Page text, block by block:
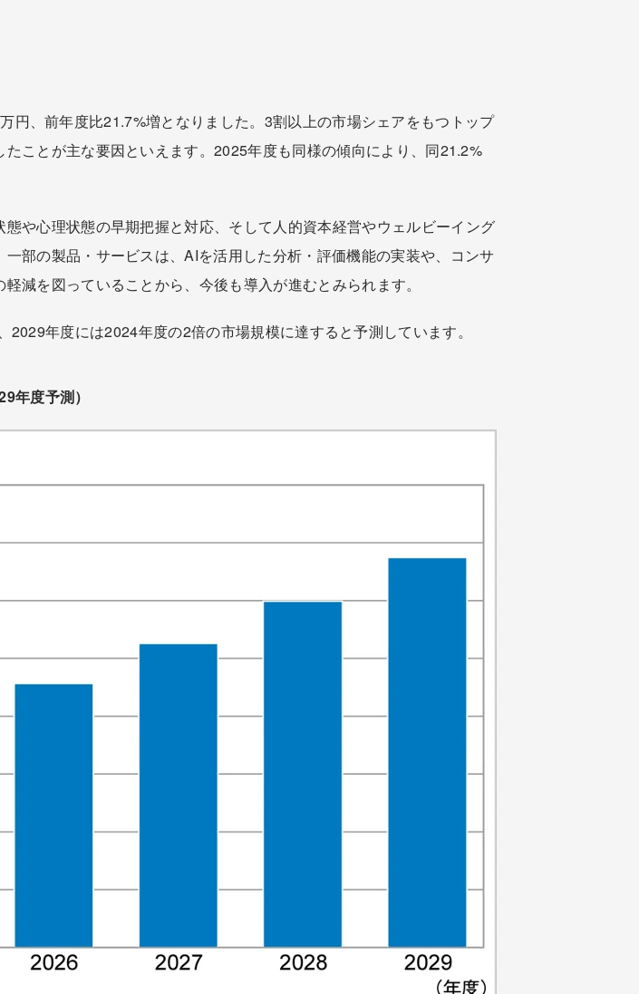
、前年度比21.7%増となりました。3割以上の市場シェアをもつトップ
ことが主な要因といえます。2025年度も同様の傾向により、同21.2%
や心理状態の早期把握と対応、そして人的資本経営やウェルビーイング
部の製品・サービスは、AIを活用した分析・評価機能の実装や、コンサ
減を図っていることから、今後も導入が進むとみられます。
年度には2024年度の2倍の市場規模に達すると予測しています。
年度予測）